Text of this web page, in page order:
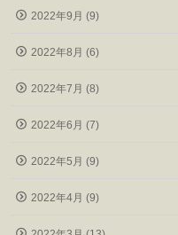
2022年9月 (9)
2022年8月 (6)
2022年7月 (8)
2022年6月 (7)
2022年5月 (9)
2022年4月 (9)